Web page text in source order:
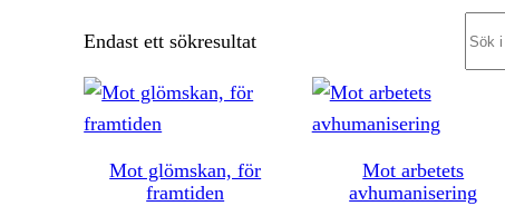
Endast ett sökresultat
Mot glömskan, för
framtiden
Mot arbetets
avhumanisering